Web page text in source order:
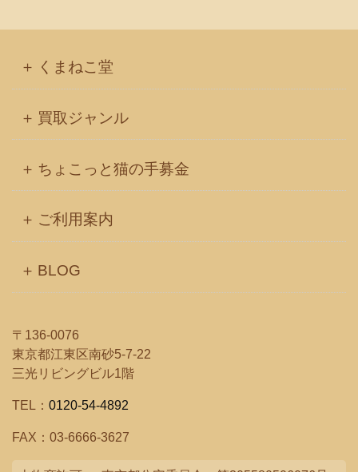
くまねこ堂
買取ジャンル
ちょこっと猫の手募金
ご利用案内
BLOG
〒136-0076
東京都江東区南砂5-7-22
三光リビングビル1階
TEL： 0120-54-4892
FAX：03-6666-3627